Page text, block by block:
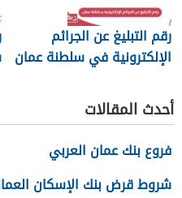
رقم التبليغ عن الجرائم
الإلكترونية في سلطنة عمان
أحدث المقالات
فروع بنك عمان العربي
شروط قرض بنك الإسكان